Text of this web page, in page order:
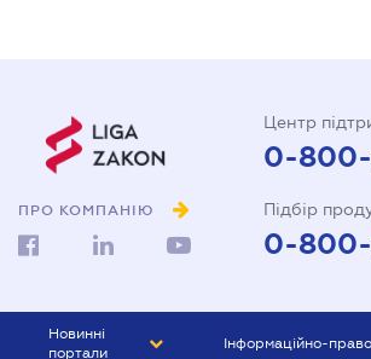
ПРО КОМПАНІЮ
Центр
0-800-
Підбір
0-800-
Новинні
портали
Інформаційно-